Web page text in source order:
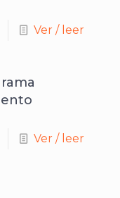
Ver / leer
Ver / leer